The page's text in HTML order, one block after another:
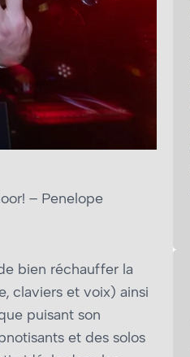
– Penelope
bien réchauffer la
claviers et voix) ainsi
puisant son
et des solos